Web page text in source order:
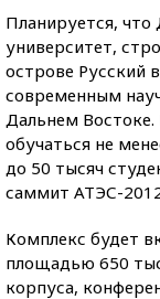
Планируется,
университет,
острове Русский
современным
Дальнем Востоке.
обучаться не
до 50 тысяч
саммит АТЭС-
Комплекс будет
площадью 650
корпуса,